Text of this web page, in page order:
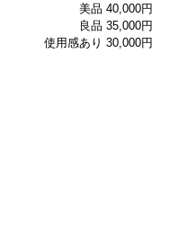
美品 40,000円
良品 35,000円
使用感あり 30,000円